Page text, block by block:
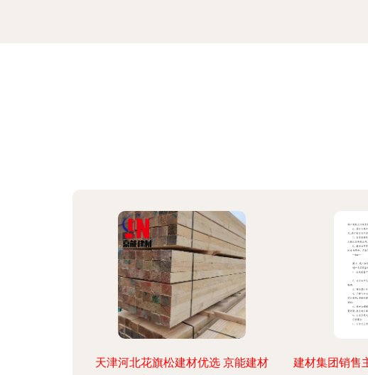
天津河北花旗松建材优选 京能建材
建材集团销售